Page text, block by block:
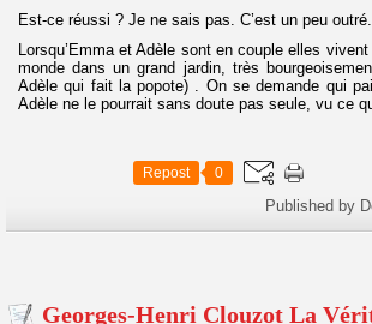
Est-ce réussi ? Je ne sais pas. C’est un peu outré.
Lorsqu’Emma et Adèle sont en couple elles
monde dans un grand jardin, très
Adèle qui fait la popote) . On se demande qui
Adèle ne le pourrait sans doute pas seule, vu ce
Repost 0
Published by
Georges-Henri Clouzot La